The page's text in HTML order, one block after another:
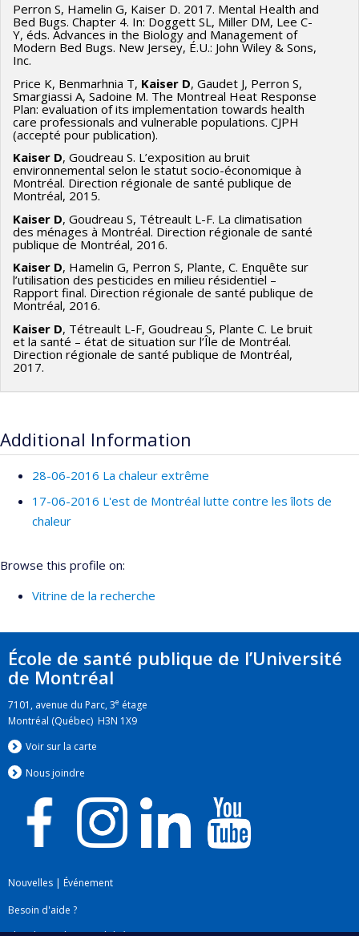
Perron S, Hamelin G, Kaiser D. 2017. Mental Health and
Bed Bugs. Chapter 4. In: Doggett SL, Miller DM, Lee C-
Y, éds. Advances in the Biology and Management of
Modern Bed Bugs. New Jersey, É.U.: John Wiley & Sons,
Inc.
Price K, Benmarhnia T, Kaiser D, Gaudet J, Perron S,
Smargiassi A, Sadoine M. The Montreal Heat Response
Plan: evaluation of its implementation towards health
care professionals and vulnerable populations. CJPH
(accepté pour publication).
Kaiser D, Goudreau S. L’exposition au bruit
environnemental selon le statut socio-économique à
Montréal. Direction régionale de santé publique de
Montréal, 2015.
Kaiser D, Goudreau S, Tétreault L-F. La climatisation
des ménages à Montréal. Direction régionale de santé
publique de Montréal, 2016.
Kaiser D, Hamelin G, Perron S, Plante, C. Enquête sur
l’utilisation des pesticides en milieu résidentiel –
Rapport final. Direction régionale de santé publique de
Montréal, 2016.
Kaiser D, Tétreault L-F, Goudreau S, Plante C. Le bruit
et la santé – état de situation sur l’Île de Montréal.
Direction régionale de santé publique de Montréal,
2017.
Additional Information
28-06-2016 La chaleur extrême
17-06-2016 L'est de Montréal lutte contre les îlots de
chaleur
Browse this profile on:
Vitrine de la recherche
École de santé publique de l’Université
de Montréal
7101, avenue du Parc, 3e étage
Montréal (Québec) H3N 1X9
Voir sur la carte
Nous joindre
Nouvelles | Événement
Besoin d'aide ?